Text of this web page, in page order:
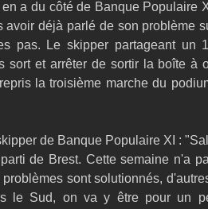
a du côté de Banque Populaire
avoir déjà parlé de son problème
pas. Le skipper partageant un
sort et arrêter de sortir la boîte à
la troisième marche du
de Banque Populaire XI :
de Brest. Cette semaine n'a
sont solutionnés,
le Sud, on va y être pour un